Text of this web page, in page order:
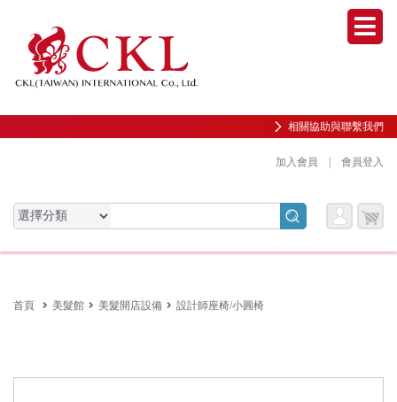
相關協助與聯繫我們
加入會員 會員登入
會員服務專區
首頁 美髮館 美髮開店設備 設計師座椅/小圓椅